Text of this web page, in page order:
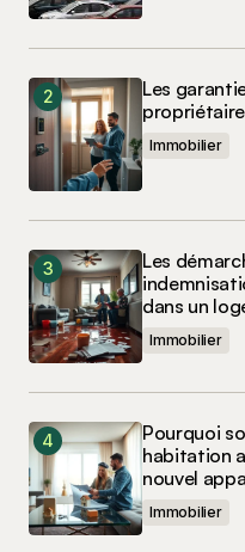
Les
Immobilier
Les
dans un
Immobilier
Pourquoi
habitation
nouvel
Immobilier